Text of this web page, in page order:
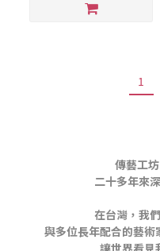
1
傳藝工
二十多年來
在台灣，我
與多位長年配合的藝術